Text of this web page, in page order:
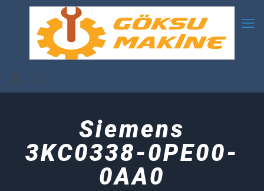
Siemens
3KC0338-0PE00-
0AA0